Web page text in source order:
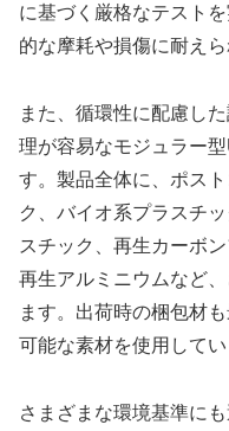
に基づく厳格なテスト
的な摩耗や損傷に耐え
また、循環性に配慮し
理が容易なモジュラー
す。製品全体に、ポス
ク、バイオ系プラスチ
スチック、再生カーボ
再生アルミニウムなど
ます。出荷時の梱包材
可能な素材を使用してい
さまざまな環境基準に